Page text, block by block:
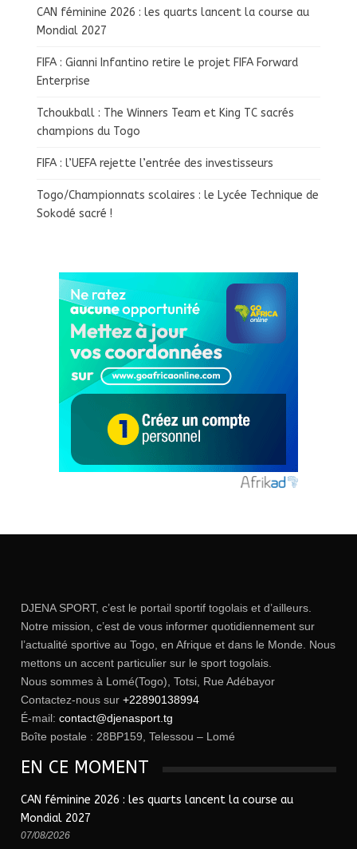
CAN féminine 2026 : les quarts lancent la course au
Mondial 2027
FIFA : Gianni Infantino retire le projet FIFA Forward
Enterprise
Tchoukball : The Winners Team et King TC sacrés
champions du Togo
FIFA : l’UEFA rejette l’entrée des investisseurs
Togo/Championnats scolaires : le Lycée Technique de
Sokodé sacré !
DJENA SPORT, c’est le portail sportif togolais et d’ailleurs.
Notre mission, c’est de vous informer quotidiennement sur
l’actualité sportive au Togo, en Afrique et dans le Monde. Nous
mettons un accent particulier sur le sport togolais.
Nous sommes à Lomé(Togo), Totsi, Rue Adébayor
Contactez-nous sur +22890138994
É-mail: contact@djenasport.tg
Boîte postale : 28BP159, Telessou – Lomé
EN CE MOMENT
CAN féminine 2026 : les quarts lancent la course au
Mondial 2027
07/08/2026